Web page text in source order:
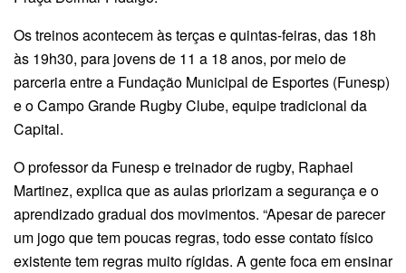
Os treinos acontecem às terças e quintas-feiras, das 18h
às 19h30, para jovens de 11 a 18 anos, por meio de
parceria entre a Fundação Municipal de Esportes (Funesp)
e o Campo Grande Rugby Clube, equipe tradicional da
Capital.
O professor da Funesp e treinador de rugby, Raphael
Martinez, explica que as aulas priorizam a segurança e o
aprendizado gradual dos movimentos. “Apesar de parecer
um jogo que tem poucas regras, todo esse contato físico
existente tem regras muito rígidas. A gente foca em ensinar